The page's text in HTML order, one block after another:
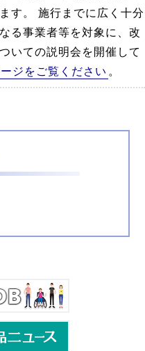
す。 施行までに広く十分
る事業者等を対象に、改
いての説明会を開催して
ジをご覧ください 。